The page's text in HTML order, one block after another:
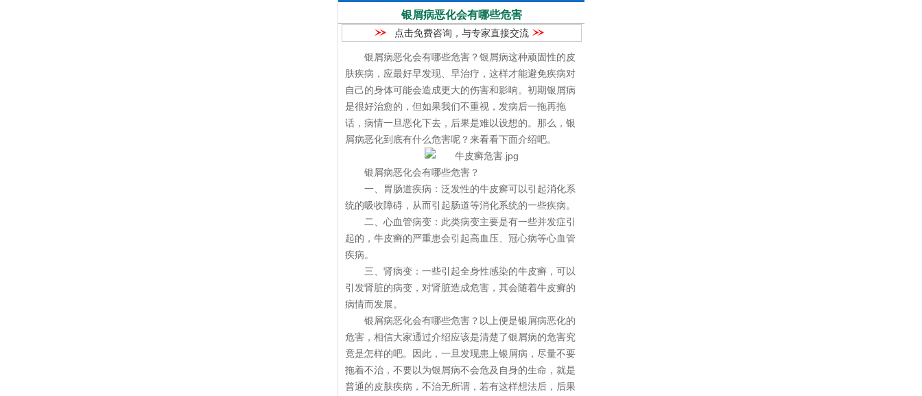
银屑病恶化会有哪些危害
点击免费咨询，与专家直接交流
银屑病恶化会有哪些危害？银屑病这种顽固性的皮
肤疾病，应最好早发现、早治疗，这样才能避免疾病对
自己的身体可能会造成更大的伤害和影响。初期银屑病
是很好治愈的，但如果我们不重视，发病后一拖再拖
话，病情一旦恶化下去，后果是难以设想的。那么，银
屑病恶化到底有什么危害呢？来看看下面介绍吧。
银屑病恶化会有哪些危害？
一、胃肠道疾病：泛发性的牛皮癣可以引起消化系
统的吸收障碍，从而引起肠道等消化系统的一些疾病。
二、心血管病变：此类病变主要是有一些并发症引
起的，牛皮癣的严重患会引起高血压、冠心病等心血管
疾病。
三、肾病变：一些引起全身性感染的牛皮癣，可以
引发肾脏的病变，对肾脏造成危害，其会随着牛皮癣的
病情而发展。
银屑病恶化会有哪些危害？以上便是银屑病恶化的
危害，相信大家通过介绍应该是清楚了银屑病的危害究
竟是怎样的吧。因此，一旦发现患上银屑病，尽量不要
拖着不治，不要以为银屑病不会危及自身的生命，就是
普通的皮肤疾病，不治无所谓，若有这样想法后，后果